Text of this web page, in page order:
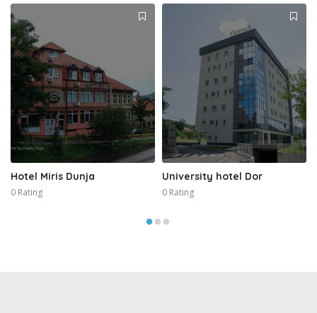
Hotel Miris Dunja
0 Rating
University hotel Dor
0 Rating